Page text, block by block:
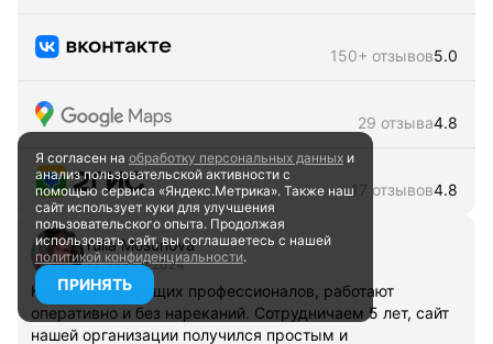
150+ отзывов5.0
29 отзыва4.8
17 отзывов4.8
Yulia Mosunova
22 апреля 2024
Команда настоящих профессионалов, работают
оперативно и без нареканий. Сотрудничаем 5 лет, сайт
нашей организации получился простым и
Я согласен на обработку персональных данных и
анализ пользовательской активности с
помощью сервиса «Яндекс.Метрика». Также наш
сайт использует куки для улучшения
пользовательского опыта. Продолжая
использовать сайт, вы соглашаетесь с нашей
политикой конфиденциальности.
ПРИНЯТЬ